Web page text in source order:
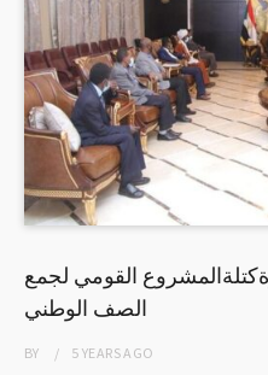
القومي لجمع
الصف الوطني
BY 5 YEARSAGO